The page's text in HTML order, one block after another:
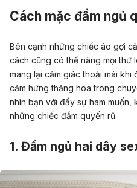
Cách mặc đầm ngủ
Bên cạnh những chiếc áo gợi
cách cũng có thể nâng mọi thứ
mang lại cảm giác thoải mái khi
cảm hứng thăng hoa trong
nhìn bạn với đầy sự ham
những chiếc đầm quyến rũ.
1. Đầm ngủ hai dây